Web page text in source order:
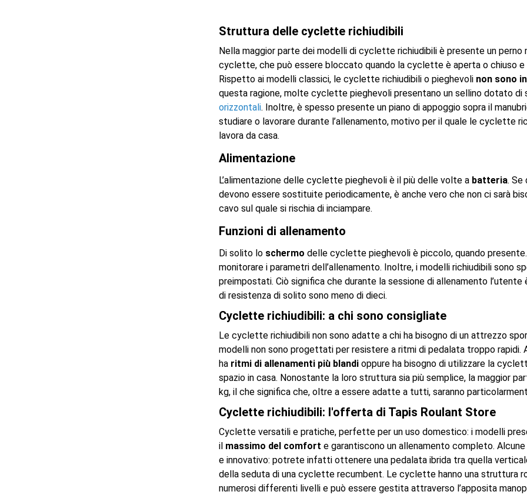
Struttura delle cyclette richiudibili
Nella maggior parte dei modelli di cyclette richiudibili è presente un
cyclette, che può essere bloccato quando la cyclette è aperta o chiuso e
Rispetto ai modelli classici, le cyclette richiudibili o pieghevoli non sono
questa ragione, molte cyclette pieghevoli presentano un sellino dotato di
orizzontali. Inoltre, è spesso presente un piano di appoggio sopra il
studiare o lavorare durante l’allenamento, motivo per il quale le cyclette
lavora da casa.
Alimentazione
L’alimentazione delle cyclette pieghevoli è il più delle volte a batteria. Se
devono essere sostituite periodicamente, è anche vero che non ci sarà
cavo sul quale si rischia di inciampare.
Funzioni di allenamento
Di solito lo schermo delle cyclette pieghevoli è piccolo, quando
monitorare i parametri dell’allenamento. Inoltre, i modelli richiudibili sono
preimpostati. Ciò significa che durante la sessione di allenamento
di resistenza di solito sono meno di dieci.
Cyclette richiudibili: a chi sono consigliate
Le cyclette richiudibili non sono adatte a chi ha bisogno di un attrezzo
modelli non sono progettati per resistere a ritmi di pedalata troppo rapidi.
ha ritmi di allenamenti più blandi oppure ha bisogno di utilizzare la
spazio in casa. Nonostante la loro struttura sia più semplice, la maggior
kg, il che significa che, oltre a essere adatte a tutti, saranno
Cyclette richiudibili: l'offerta di Tapis Roulant Store
Cyclette versatili e pratiche, perfette per un uso domestico: i modelli
il massimo del comfort e garantiscono un allenamento completo.
e innovativo: potrete infatti ottenere una pedalata ibrida tra quella
della seduta di una cyclette recumbent. Le cyclette hanno una struttura
numerosi differenti livelli e può essere gestita attraverso l’apposita